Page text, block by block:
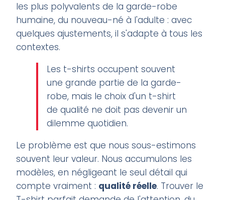
les plus polyvalents de la garde-robe
humaine, du nouveau-né à l'adulte : avec
quelques ajustements, il s'adapte à tous les
contextes.
Les t-shirts occupent souvent
une grande partie de la garde-
robe, mais le choix d'un t-shirt
de qualité ne doit pas devenir un
dilemme quotidien.
Le problème est que nous sous-estimons
souvent leur valeur. Nous accumulons les
modèles, en négligeant le seul détail qui
compte vraiment : qualité réelle. Trouver le